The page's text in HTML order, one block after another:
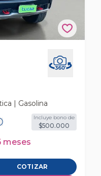
4x4 At 4p
| Gasolina
Incluye bono de
$500.000
meses
COTIZAR